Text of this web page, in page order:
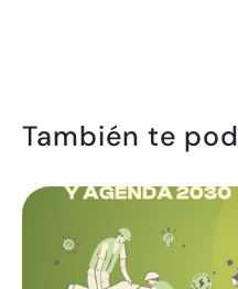
También te